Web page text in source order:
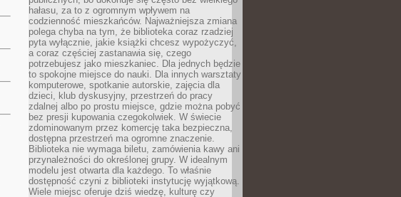
hałasu, za to z ogromnym wpływem na
codzienność mieszkańców. Najważniejsza zmiana
polega chyba na tym, że biblioteka coraz rzadziej
pyta wyłącznie, jakie książki chcesz wypożyczyć,
a coraz częściej zastanawia się, czego
potrzebujesz jako mieszkaniec. Dla jednych będzie
to spokojne miejsce do nauki. Dla innych warsztaty
komputerowe, spotkanie autorskie, zajęcia dla
dzieci, klub dyskusyjny, przestrzeń do pracy
zdalnej albo po prostu miejsce, gdzie można pobyć
bez presji kupowania czegokolwiek. W świecie
zdominowanym przez komercję taka bezpieczna,
dostępna przestrzeń ma ogromne znaczenie.
Biblioteka nie wymaga biletu, zamówienia kawy ani
przynależności do określonej grupy. W idealnym
modelu jest otwarta dla każdego. To właśnie
dostępność czyni z biblioteki instytucję wyjątkową.
Wiele miejsc oferuje dziś wiedzę, kulturę czy